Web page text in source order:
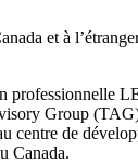
et à
professionnelle
Group
centre de
Canada.